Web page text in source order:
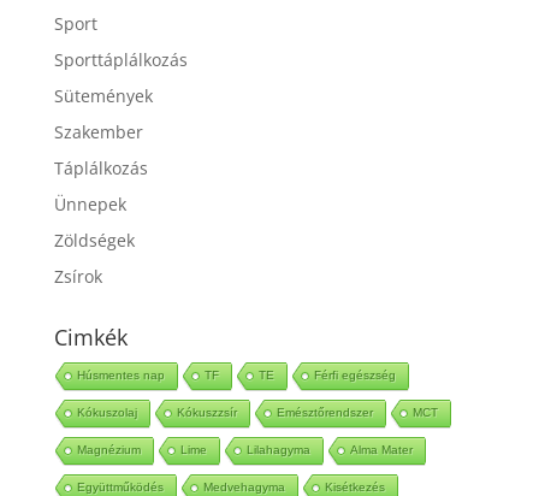
Sport
Sporttáplálkozás
Sütemények
Szakember
Táplálkozás
Ünnepek
Zöldségek
Zsírok
Cimkék
Húsmentes nap TF TE Férfi egészség
Kókuszolaj Kókuszzsír Emésztőrendszer MCT
Magnézium Lime Lilahagyma Alma Mater
Együttműködés Medvehagyma Kisétkezés